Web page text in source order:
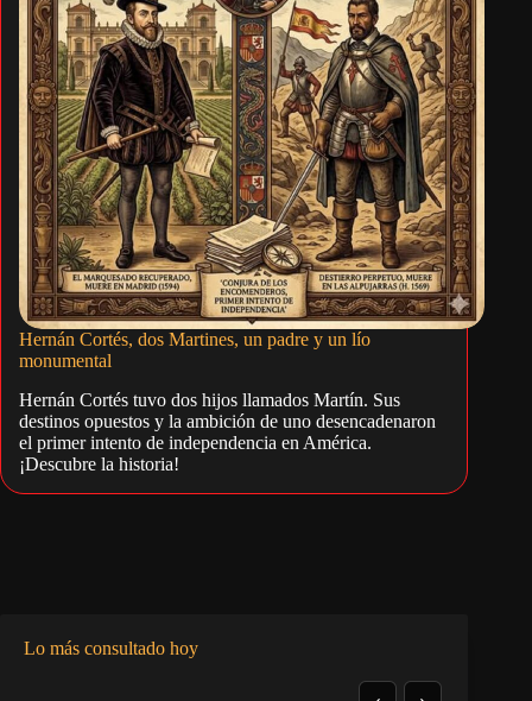
Hernán Cortés, dos Martines, un padre y un lío
monumental
Hernán Cortés tuvo dos hijos llamados Martín. Sus
destinos opuestos y la ambición de uno desencadenaron
el primer intento de independencia en América.
¡Descubre la historia!
Lo más consultado hoy